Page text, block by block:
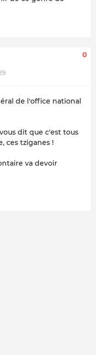
0
de l'office national
dit que c'est tous
ces tziganes !
va devoir